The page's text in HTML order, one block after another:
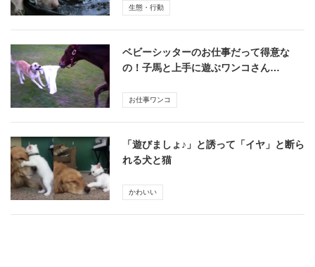
生態・行動
ベビーシッターのお仕事だって得意な
の！子馬と上手に遊ぶワンコさん…
お仕事ワンコ
「遊びましょ♪」と誘って「イヤ」と断ら
れる犬と猫
かわいい